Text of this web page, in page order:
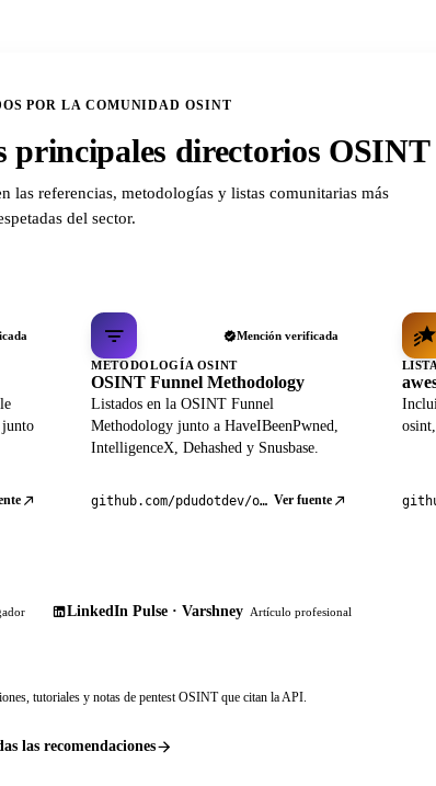
POR LA COMUNIDAD OSINT
principales directorios OSINT
las referencias, metodologías y listas comunitarias más
del sector.
Mención verificada
METODOLOGÍA OSINT
OSINT Funnel Methodology
Listados en la OSINT Funnel
Methodology junto a HaveIBeenPwned,
IntelligenceX, Dehashed y Snusbase.
github.com/pdudotdev/ofm Ver fuente
LinkedIn Pulse · Varshney Artículo profesional
tutoriales y notas de pentest OSINT que citan la API.
las recomendaciones